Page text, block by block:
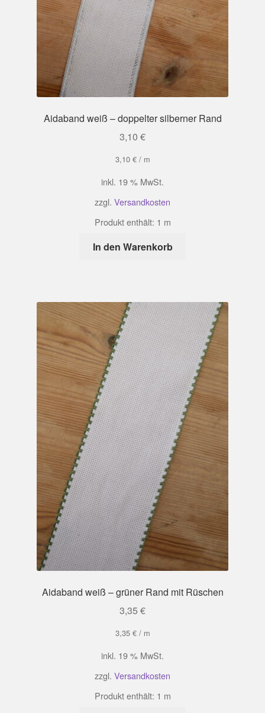
Aidaband weiß – doppelter silberner Rand
3,10 €
3,10 €/ m
inkl. 19 % MwSt.
zzgl. Versandkosten
Produkt enthält: 1 m
In den Warenkorb
Aidaband weiß – grüner Rand mit Rüschen
3,35 €
3,35 €/ m
inkl. 19 % MwSt.
zzgl. Versandkosten
Produkt enthält: 1 m